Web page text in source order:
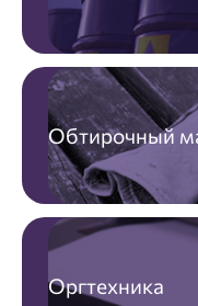
Обтирочный
Оргтехника